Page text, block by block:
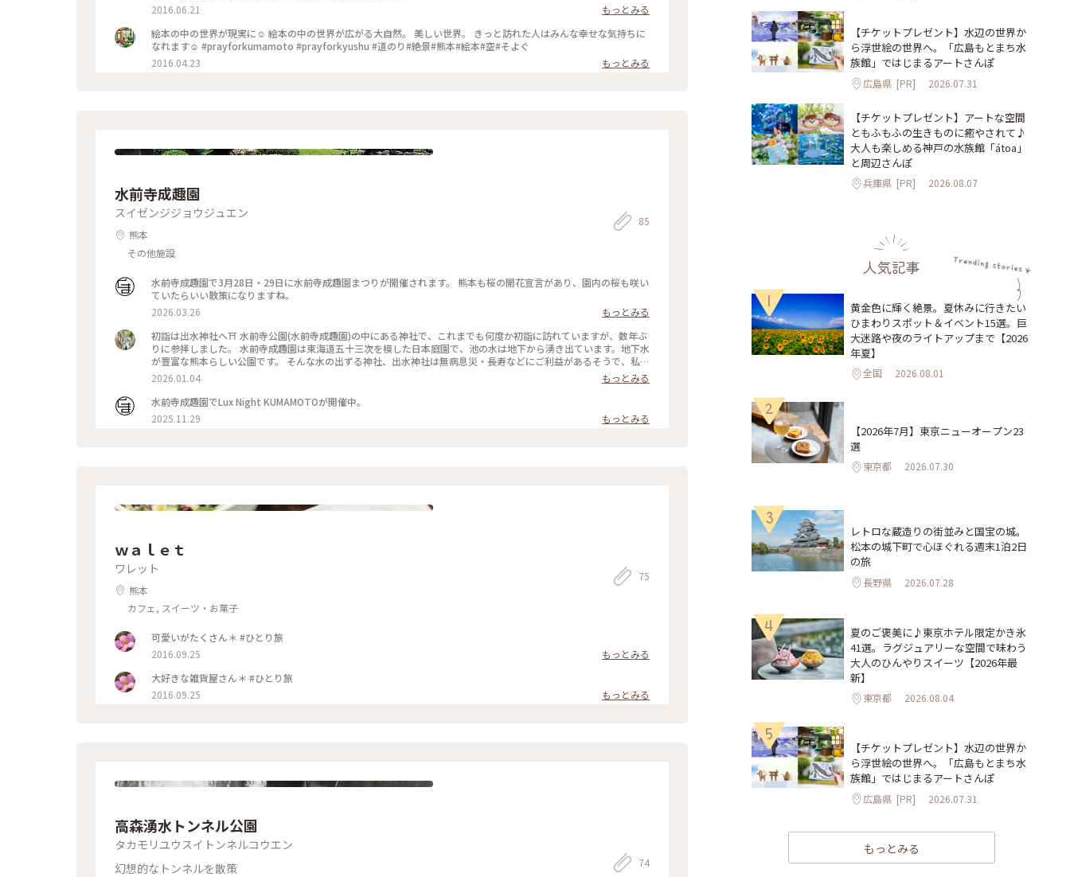
2016.06.21
もっとみる
絵本の中の世界が現実に☺︎ 絵本の中の世界が広がる大自然。 美しい世界。 きっと訪れた人はみんな幸せな気持ちに
なれます☺︎ #prayforkumamoto #prayforkyushu #道のり#絶景#熊本#絵本#空#そよぐ
2016.04.23
もっとみる
水前寺成趣園
スイゼンジジョウジュエン
熊本
その他施設
85
水前寺成趣園で3月28日・29日に水前寺成趣園まつりが開催されます。 熊本も桜の開花宣言があり、園内の桜も咲い
ていたらいい散策になりますね。
2026.03.26
もっとみる
初詣は出水神社へ⛩️ 水前寺公園(水前寺成趣園)の中にある神社で、これまでも何度か初詣に訪れていますが、数年ぶ
りに参拝しました。 水前寺成趣園は東海道五十三次を模した日本庭園で、池の水は地下から湧き出ています。地下水
が豊富な熊本らしい公園です。 そんな水の出ずる神社、出水神社は無病息災・長寿などにご利益があるそうで、私も
今年1年、健康に過ごせるように決意表明してきました。 ・ 1枚目は境内の木の洞になぜかひっそりと鎮座していた
小さなアヒルちゃんたち。みんなが素通りする中、宝物を発見した気分になりました。 そのほかは水前寺公園内の
様子です。白いサザンカの花がハートに見えたり、水鳥が仲良く泳いでいたり…平和な空気が流れていました。 ※水
前寺公園は通常400円の入園料がかかりますが、お正月3が日は、初詣のため無料開園のようです。 #出水神社 #初詣
#水前寺公園 #水前寺成趣園 #水前寺 #熊本 #開運旅
2026.01.04
もっとみる
水前寺成趣園でLux Night KUMAMOTOが開催中。
2025.11.29
もっとみる
ｗａｌｅｔ
ワレット
熊本
カフェ, スイーツ・お菓子
75
可愛いがたくさん＊ #ひとり旅
2016.09.25
もっとみる
大好きな雑貨屋さん＊ #ひとり旅
2016.09.25
もっとみる
高森湧水トンネル公園
タカモリユウスイトンネルコウエン
幻想的なトンネルを散策
74
【チケットプレゼント】水辺の世界か
ら浮世絵の世界へ。「広島もとまち水
族館」ではじまるアートさんぽ
広島県 [PR] 2026.07.31
【チケットプレゼント】アートな空間
ともふもふの生きものに癒やされて♪
大人も楽しめる神戸の水族館「átoa」
と周辺さんぽ
兵庫県 [PR] 2026.08.07
人気記事
1
黄金色に輝く絶景。夏休みに行きたい
ひまわりスポット＆イベント15選。巨
大迷路や夜のライトアップまで【2026
年夏】
全国 2026.08.01
2
【2026年7月】東京ニューオープン23
選
東京都 2026.07.30
3
レトロな蔵造りの街並みと国宝の城。
松本の城下町で心ほぐれる週末1泊2日
の旅
長野県 2026.07.28
4
夏のご褒美に♪東京ホテル限定かき氷
41選。ラグジュアリーな空間で味わう
大人のひんやりスイーツ【2026年最
新】
東京都 2026.08.04
5
【チケットプレゼント】水辺の世界か
ら浮世絵の世界へ。「広島もとまち水
族館」ではじまるアートさんぽ
広島県 [PR] 2026.07.31
もっとみる